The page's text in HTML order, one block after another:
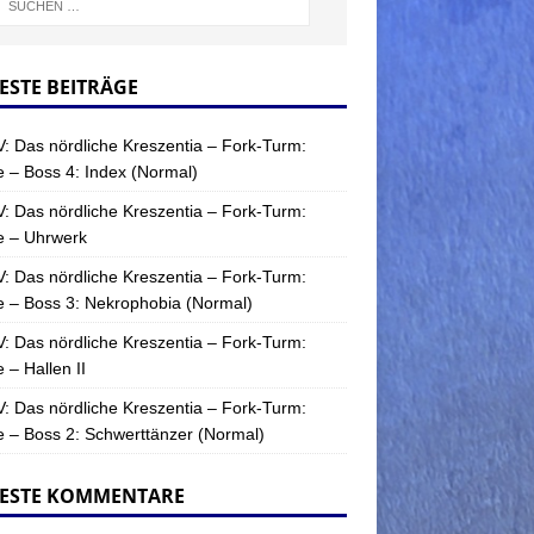
BEITRÄGE
Das nördliche Kreszentia – Fork-Turm:
– Boss 4: Index (Normal)
Das nördliche Kreszentia – Fork-Turm:
– Uhrwerk
Das nördliche Kreszentia – Fork-Turm:
– Boss 3: Nekrophobia (Normal)
Das nördliche Kreszentia – Fork-Turm:
– Hallen II
Das nördliche Kreszentia – Fork-Turm:
– Boss 2: Schwerttänzer (Normal)
KOMMENTARE